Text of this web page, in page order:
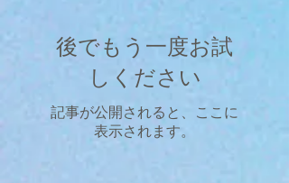
後でもう一度お試
しください
記事が公開されると、ここに
表示されます。